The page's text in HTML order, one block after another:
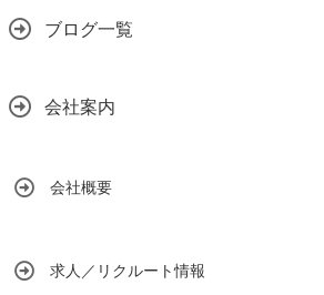
ブログ一覧
会社案内
会社概要
求人／リクルート情報